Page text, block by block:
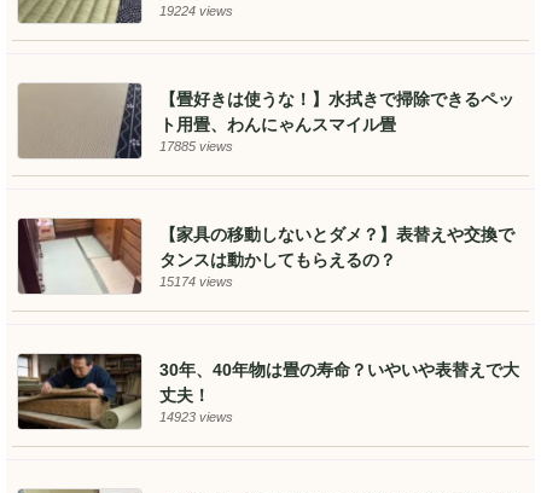
19224 views
【畳好きは使うな！】水拭きで掃除できるペッ
ト用畳、わんにゃんスマイル畳
17885 views
【家具の移動しないとダメ？】表替えや交換で
タンスは動かしてもらえるの？
15174 views
30年、40年物は畳の寿命？いやいや表替えで大
丈夫！
14923 views